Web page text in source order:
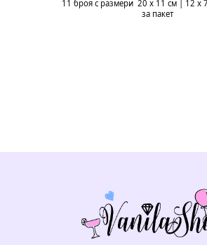
11 броя с размери 20 х 11 см | 12 х
за пакет